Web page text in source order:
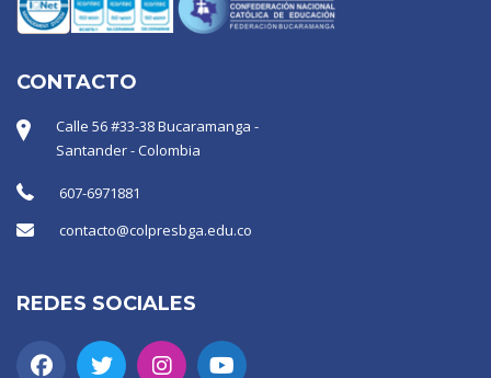
CONTACTO
Calle 56 #33-38 Bucaramanga -
Santander - Colombia
607-6971881
contacto@colpresbga.edu.co
REDES SOCIALES